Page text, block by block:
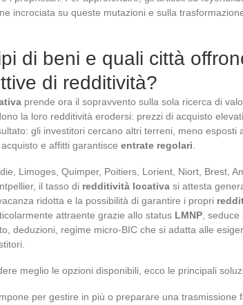
incrociata su queste mutazioni e sulla
di beni e quali città
di redditività?
prende ora il sopravvento sulla sola ricerca di
la loro redditività erodersi: prezzi di acquisto
gli investitori cercano altri terreni, meno esposti
acquisto e affitti garantisce entrate regolari
Limoges, Quimper, Poitiers, Lorient, Niort, Brest,
il tasso di redditività locativa si attesta
ridotta e la possibilità di garantire i propri
attraente grazie allo status LMNP ,
deduzioni, regime micro-BIC che si adatta alle
meglio le opzioni disponibili, ecco le principali
per gestire in più o preparare una trasmissione